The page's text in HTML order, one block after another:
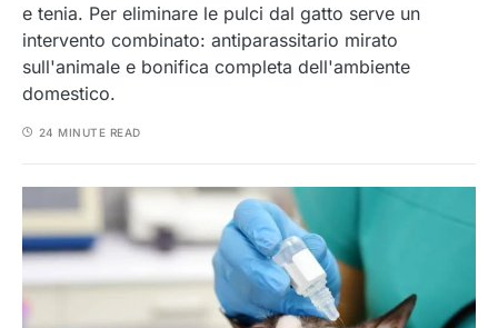
e tenia. Per eliminare le pulci dal gatto serve un
intervento combinato: antiparassitario mirato
sull'animale e bonifica completa dell'ambiente
domestico.
24 MINUTE READ